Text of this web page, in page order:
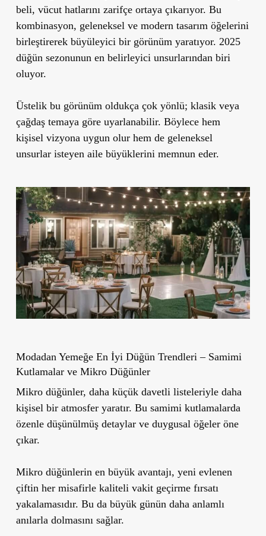
beli, vücut hatlarını zarifçe ortaya çıkarıyor. Bu
kombinasyon, geleneksel ve modern tasarım öğelerini
birleştirerek büyüleyici bir görünüm yaratıyor. 2025
düğün sezonunun en belirleyici unsurlarından biri
oluyor.
Üstelik bu görünüm oldukça çok yönlü; klasik veya
çağdaş temaya göre uyarlanabilir. Böylece hem
kişisel vizyona uygun olur hem de geleneksel
unsurlar isteyen aile büyüklerini memnun eder.
Modadan Yemeğe En İyi Düğün Trendleri – Samimi
Kutlamalar ve Mikro Düğünler
Mikro düğünler, daha küçük davetli listeleriyle daha
kişisel bir atmosfer yaratır. Bu samimi kutlamalarda
özenle düşünülmüş detaylar ve duygusal öğeler öne
çıkar.
Mikro düğünlerin en büyük avantajı, yeni evlenen
çiftin her misafirle kaliteli vakit geçirme fırsatı
yakalamasıdır. Bu da büyük günün daha anlamlı
anılarla dolmasını sağlar.